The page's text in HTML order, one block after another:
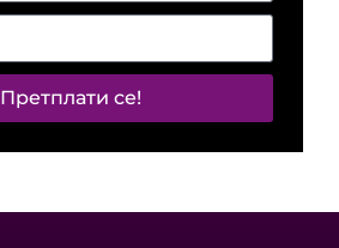
Претплати се!